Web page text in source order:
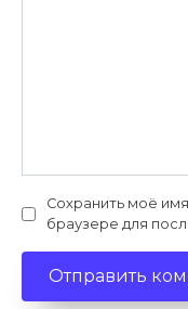
Сохранить моё
браузере для